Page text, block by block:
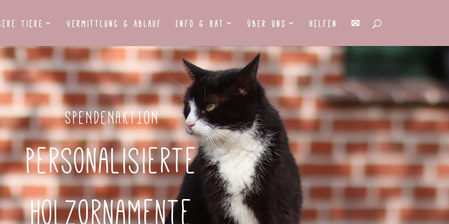
Tiere Vermittlung & Ablauf Info & Rat Über uns Helfen ✉
SPENDENAKTION
Personalisierte
Holzornamente